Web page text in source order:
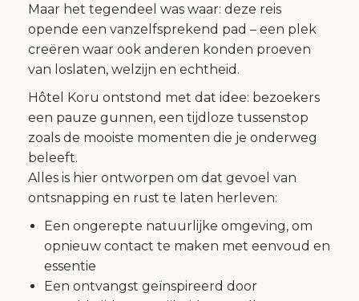
Maar het tegendeel was waar: deze reis
opende een vanzelfsprekend pad – een plek
creëren waar ook anderen konden proeven
van loslaten, welzijn en echtheid.
Hôtel Koru ontstond met dat idee: bezoekers
een pauze gunnen, een tijdloze tussenstop
zoals de mooiste momenten die je onderweg
beleeft.
Alles is hier ontworpen om dat gevoel van
ontsnapping en rust te laten herleven:
Een ongerepte natuurlijke omgeving, om
opnieuw contact te maken met eenvoud en
essentie
Een ontvangst geïnspireerd door